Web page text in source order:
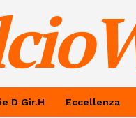
D Gir.H Eccellenza